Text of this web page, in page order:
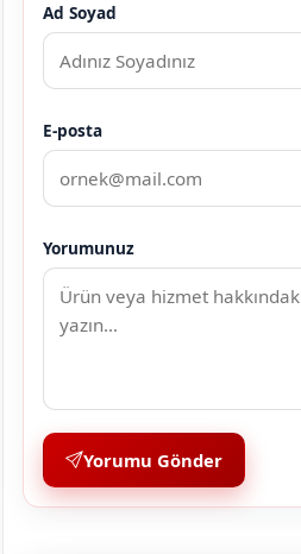
Ad Soyad
E-posta
Yorumunuz
Yorumu Gönder